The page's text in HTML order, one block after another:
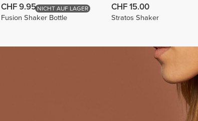
NICHT AUF LAGER
CHF 9.95
Fusion Shaker Bottle
CHF 15.00
Stratos Shaker